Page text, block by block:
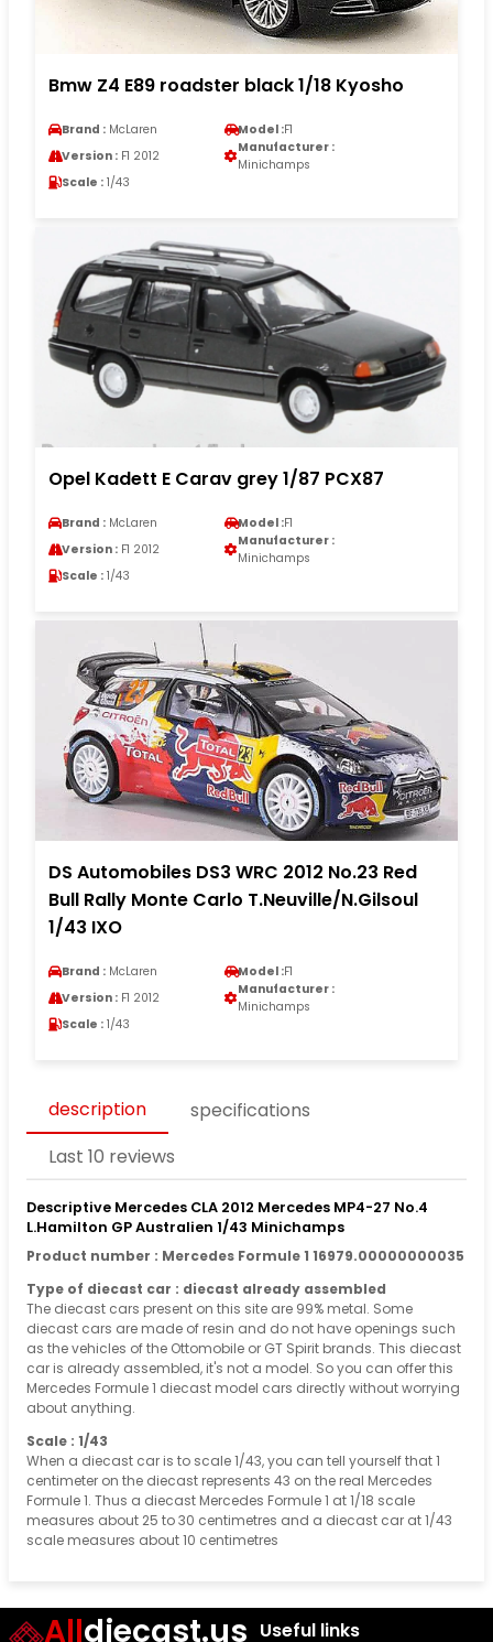
Bmw Z4 E89 roadster black 1/18 Kyosho
Brand : McLaren Model :F1
Version : F1 2012
Manufacturer :
Minichamps
Scale : 1/43
Opel Kadett E Carav grey 1/87 PCX87
Brand : McLaren Model :F1
Version : F1 2012
Manufacturer :
Minichamps
Scale : 1/43
DS Automobiles DS3 WRC 2012 No.23 Red
Bull Rally Monte Carlo T.Neuville/N.Gilsoul
1/43 IXO
Brand : McLaren Model :F1
Version : F1 2012
Manufacturer :
Minichamps
Scale : 1/43
description
specifications
Last 10 reviews
Descriptive Mercedes CLA 2012 Mercedes MP4-27 No.4
L.Hamilton GP Australien 1/43 Minichamps
Product number : Mercedes Formule 1 16979.00000000035
Type of diecast car : diecast already assembled
The diecast cars present on this site are 99% metal. Some
diecast cars are made of resin and do not have openings such
as the vehicles of the Ottomobile or GT Spirit brands. This diecast
car is already assembled, it's not a model. So you can offer this
Mercedes Formule 1 diecast model cars directly without worrying
about anything.
Scale : 1/43
When a diecast car is to scale 1/43, you can tell yourself that 1
centimeter on the diecast represents 43 on the real Mercedes
Formule 1. Thus a diecast Mercedes Formule 1 at 1/18 scale
measures about 25 to 30 centimetres and a diecast car at 1/43
scale measures about 10 centimetres
Alldiecast.us Useful links